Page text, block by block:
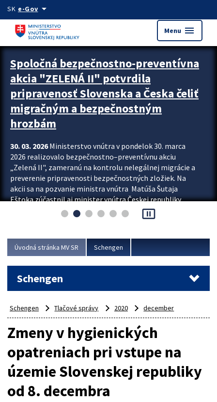
Preskocit na hlavný obsah
SK e-Govarrow_drop_down
Menu menu
Zastavit automatický posun upútavok
Spoločná bezpečnostno-preventívna
akcia "ZELENÁ II" potvrdila
pripravenosť Slovenska a Česka čeliť
migračným a bezpečnostným
hrozbám
30. 03. 2026Ministerstvo vnútra v pondelok 30. marca
2026 realizovalo bezpečnostno–preventívnu akciu
„Zelená II", zameranú na kontrolu nelegálnej migrácie a
preverenie pripravenosti bezpečnostných zložiek. Na
akcii sa na pozvanie ministra vnútra Matúša Šutaja
Eštoka zúčastnil aj minister vnútra Českej republiky
Lubomír Metnar, spolu s ďalšími zahraničnými partnermi.
Cieľom akcie bolo posilniť kontrolné mechanizmy,
demonštrovať pripravenosť Slovenska na možné...
pause_presentation
Úvodná stránka MV SR Schengen
Schengen
Schengen Tlačové správy 2020 december
Zmeny v hygienických
opatreniach pri vstupe na
územie Slovenskej republiky
od 8. decembra